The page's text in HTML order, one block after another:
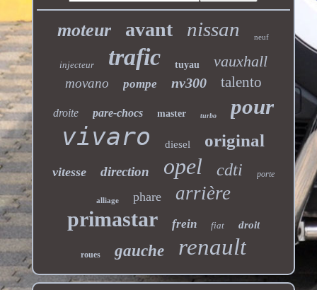
moteur avant nissan neuf
injecteur trafic tuyau vauxhall
movano pompe nv300 talento
droite pare-chocs master turbo pour
vivaro diesel original
vitesse direction opel cdti porte
alliage phare arrière
primastar frein fiat droit
roues gauche renault